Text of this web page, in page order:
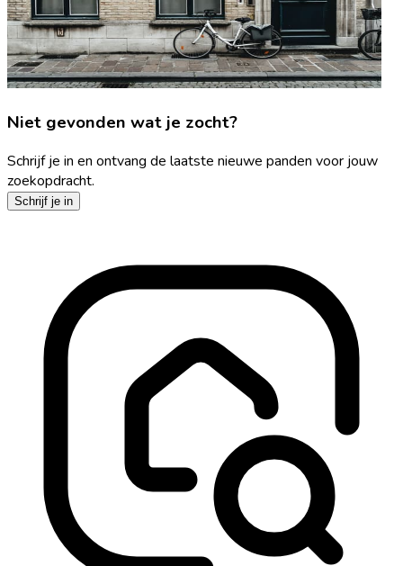
Niet gevonden wat je zocht?
Schrijf je in en ontvang de laatste nieuwe panden voor jouw
zoekopdracht.
Schrijf je in